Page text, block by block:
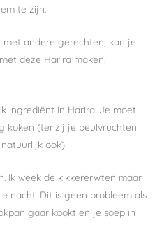
te zijn.
andere gerechten, kan je
deze Harira maken.
ingrediënt in Harira. Je moet
koken (tenzij je peulvruchten
ook).
Ik week de kikkererwten maar
nacht. Dit is geen probleem als
gaar kookt en je soep in